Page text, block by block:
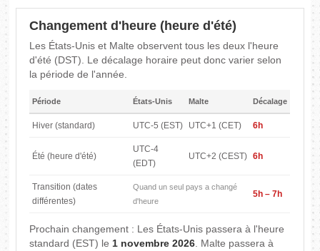
Changement d'heure (heure d'été)
Les États-Unis et Malte observent tous les deux l'heure
d'été (DST). Le décalage horaire peut donc varier selon
la période de l'année.
Période États-Unis Malte Décalage
Hiver (standard) UTC-5 (EST) UTC+1 (CET) 6h
Été (heure d'été)
UTC-4
(EDT)
UTC+2 (CEST) 6h
Transition (dates
différentes)
Quand un seul pays a changé
d'heure
5h – 7h
Prochain changement : Les États-Unis passera à l'heure
standard (EST) le1 novembre 2026. Malte passera à